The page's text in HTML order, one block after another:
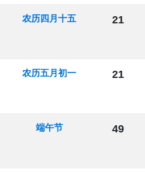
农历四月十五 21
农历五月初一 21
端午节 49